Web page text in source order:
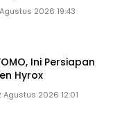
2026 19:43
Ini Persiapan
Hyrox
Agustus 2026 12:01